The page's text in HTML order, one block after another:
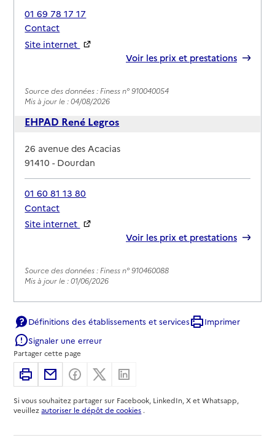
01 69 78 17 17
Contact
Site internet
Voir les prix et prestations
Source des données : Finess n° 910040054
Mis à jour le : 04/08/2026
EHPAD René Legros
Adresse
26 avenue des Acacias
91410-Dourdan
01 60 81 13 80
Contact
Site internet
Voir les prix et prestations
Source des données : Finess n° 910460088
Mis à jour le : 01/06/2026
Définitions des établissements et services
Imprimer
Signaler une erreur
Partager cette page
ImprimerPartager par email
Partager sur Facebook
Partager sur X
Si vous souhaitez partager sur Facebook, LinkedIn, X et Whatsapp,
veuillezautoriser le dépôt de cookies .